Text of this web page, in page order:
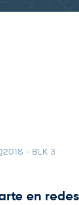
- BLK 3
en redes